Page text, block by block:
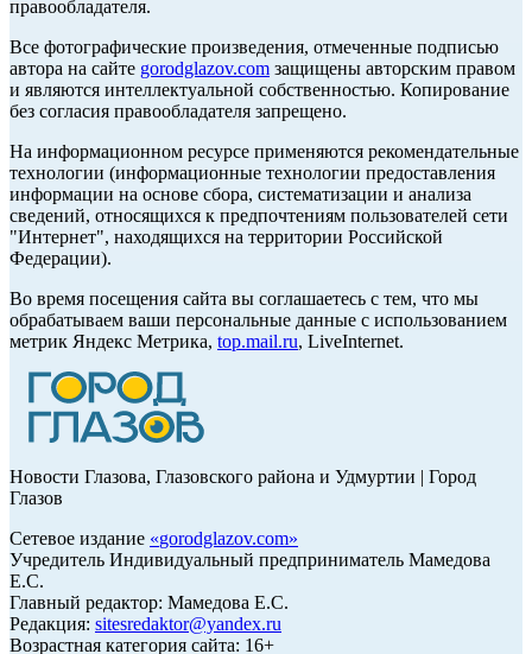
правообладателя.
Все фотографические произведения, отмеченные подписью
автора на сайте gorodglazov.com защищены авторским правом
и являются интеллектуальной собственностью. Копирование
без согласия правообладателя запрещено.
На информационном ресурсе применяются рекомендательные
технологии (информационные технологии предоставления
информации на основе сбора, систематизации и анализа
сведений, относящихся к предпочтениям пользователей сети
"Интернет", находящихся на территории Российской
Федерации).
Во время посещения сайта вы соглашаетесь с тем, что мы
обрабатываем ваши персональные данные с использованием
метрик Яндекс Метрика, top.mail.ru, LiveInternet.
Новости Глазова, Глазовского района и Удмуртии | Город
Глазов
Сетевое издание «gorodglazov.com»
Учредитель Индивидуальный предприниматель Мамедова
Е.С.
Главный редактор: Мамедова Е.С.
Редакция: sitesredaktor@yandex.ru
Возрастная категория сайта: 16+